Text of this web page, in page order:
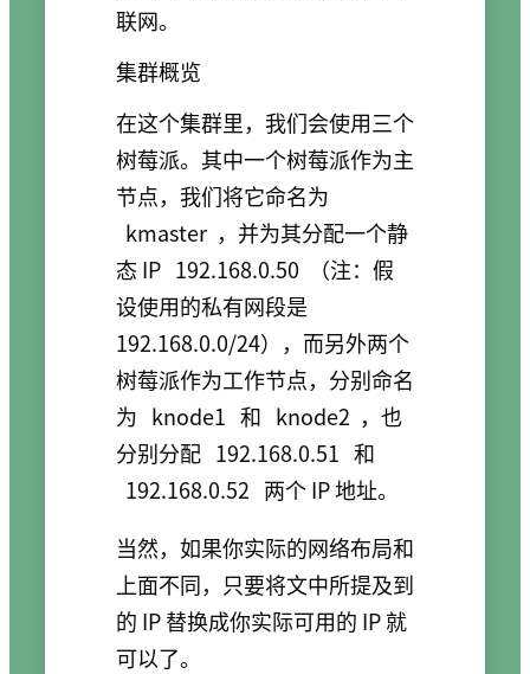
联网。
集群概览
在这个集群里，我们会使用三个
树莓派。其中一个树莓派作为主
节点，我们将它命名为
kmaster ，并为其分配一个静
态 IP 192.168.0.50
（注：假
设使用的私有网段是
192.168.0.0/24），而另外两个
树莓派作为工作节点，分别命名
为 knode1 和 knode2 ，也
分别分配 192.168.0.51 和
192.168.0.52 两个 IP 地址。
当然，如果你实际的网络布局和
上面不同，只要将文中所提及到
的 IP 替换成你实际可用的 IP 就
可以了。